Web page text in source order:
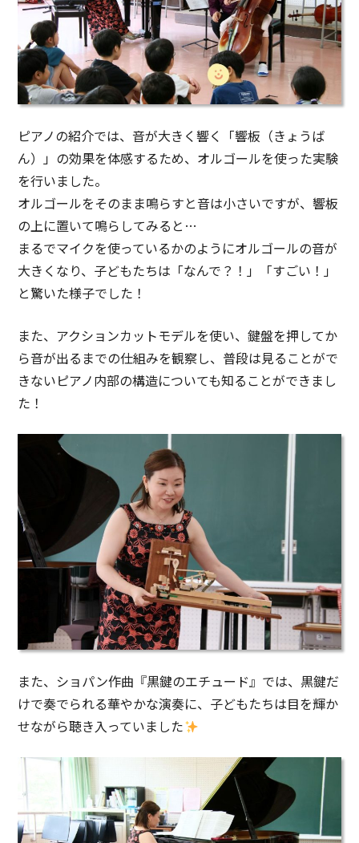
ピアノの紹介では、音が大きく響く「響板（きょうば
ん）」の効果を体感するため、オルゴールを使った実験
を行いました。
オルゴールをそのまま鳴らすと音は小さいですが、響板
の上に置いて鳴らしてみると…
まるでマイクを使っているかのようにオルゴールの音が
大きくなり、子どもたちは「なんで？！」「すごい！」
と驚いた様子でした！
また、アクションカットモデルを使い、鍵盤を押してか
ら音が出るまでの仕組みを観察し、普段は見ることがで
きないピアノ内部の構造についても知ることができまし
た！
また、ショパン作曲『黒鍵のエチュード』では、黒鍵だ
けで奏でられる華やかな演奏に、子どもたちは目を輝か
せながら聴き入っていました